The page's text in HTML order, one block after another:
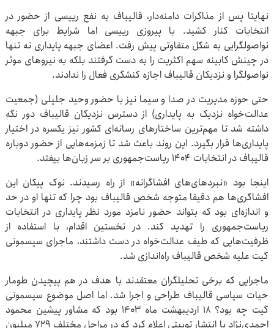
نهایتا پس از مذاکرات دامنه‌دار، قالیباف به نفع رییسی از حضور در
انتخابات کنار کشید. با پیروزی رییسی اما شرایط برای جبهه
نواصولگرایی به شکل متفاوتی پیش رفت. اعضای جبهه پایداری نه تنها
در چینش کابینه سهم اکثریت را به دست گرفتند بلکه به نیروهای موثر
نواصولگرا و نزدیکان قالیباف اجازه کنشگری فعال را ندادند.
حتی حوزه مدیریت در صدا و سیما نیز با حضور وحید جلیلی (جمعیت
عدالت‌خواه نزدیک به پایداری) از دسترس نزدیکان قالیباف دور نگه
داشته شد تا مهم‌ترین ساختارهای رسانه‌ای کشور نیز یکسره در اختیار
پایداری‌ها قرار بگیرد. این روند باعث شد تا زمزمه‌هایی از حضور دوباره
قالیباف در انتخابات ۱۴۰۴ ریاست‌جمهوری بر سر زبان‌ها بیفتد.
اینجا بود «نبردهای‌های افشاگرانه» از راه رسیدند. نوک پیکان این
افشاگری‌ها هم دقیقا متوجه شخص قالیباف بود چرا که تنها او در حد
و اندازه‌ای بود که بتواند حضور نامزد مورد نظر پایداری در انتخابات
ریاست‌جمهوری را تهدید کند. در نخستین اقدام، با استفاده از
ظرفیت‌هایی که طیف عدالت‌خواه در دست داشتند، ماجرای سیسمونی
گیت علیه شخص قالیباف راه‌اندازی شد.
ماجرایی که برخی تحلیلگران معتقدند با هدف در هم پیچیدن طومار
حیات سیاسی قالیباف طراحی و اجرا شد. اما اصل موضوع سیسمونی
گیت چه بود؟ ۱۸ اردیبهشت ماه ۱۴۰۳ بود که مشاور پیشین محمود
احمدی‌نژاد با انتشار توییتی اعلام کرد که در مراحل مختلف ۷۲۹ میلیون